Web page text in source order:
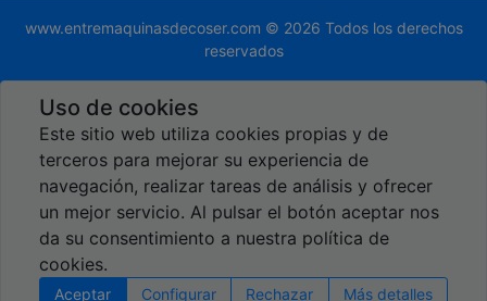
www.entremaquinasdecoser.com © 2026 Todos los derechos
reservados
Reseñas en Google
Uso de cookies
Este sitio web utiliza cookies propias y de
terceros para mejorar su experiencia de
navegación, realizar tareas de análisis y ofrecer
un mejor servicio. Al pulsar el botón aceptar nos
da su consentimiento a nuestra política de
cookies.
Aceptar Configurar Rechazar Más detalles